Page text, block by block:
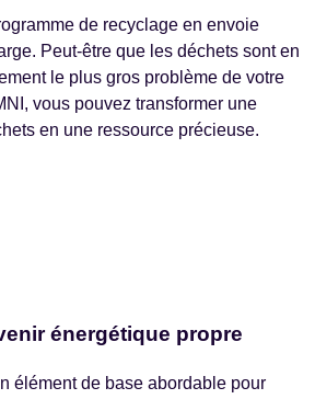
de recyclage en envoie
Peut-être que les déchets sont en
le plus gros problème de votre
vous pouvez transformer une
en une ressource précieuse.
énergétique propre
élément de base abordable pour